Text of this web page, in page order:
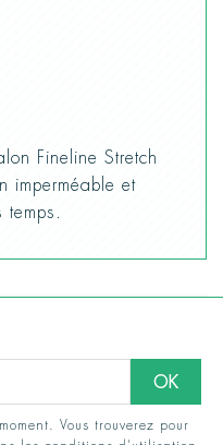
Fineline Stretch
imperméable et
Vous trouverez pour